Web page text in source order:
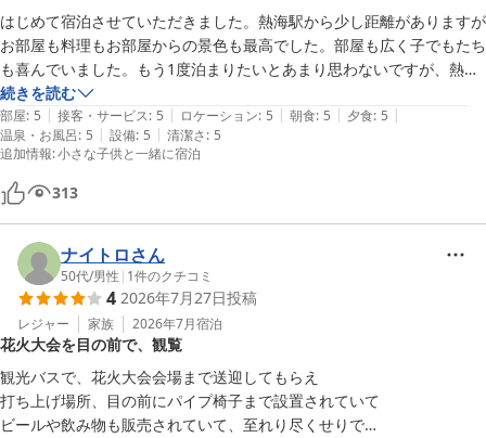
はじめて宿泊させていただきました。熱海駅から少し距離がありますが
お部屋も料理もお部屋からの景色も最高でした。部屋も広く子でもたち
も喜んでいました。もう1度泊まりたいとあまり思わないですが、熱海
へ行った際は是非泊まりたいと思いました。
続きを読む
部屋: 5 | 接客・サービス: 5 | ロケーション: 5 | 朝食: 5 | 夕食: 5 |
温泉・お風呂: 5 | 設備: 5 | 清潔さ: 5
追加情報:小さな子供と一緒に宿泊
313
ナイトロさん
50代/男性 | 1件のクチコミ
4 2026年7月27日投稿
レジャー 家族 2026年7月宿泊
花火大会を目の前で、観覧
観光バスで、花火大会会場まで送迎してもらえ
打ち上げ場所、目の前にパイプ椅子まで設置されていて
ビールや飲み物も販売されていて、至れり尽くせりで